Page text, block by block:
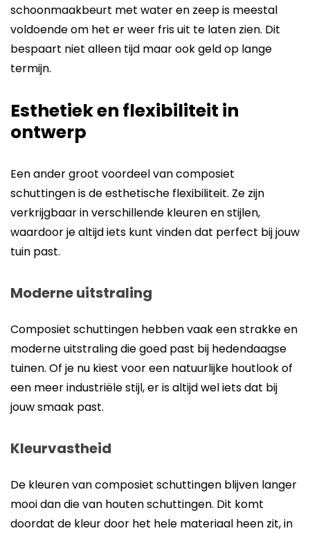
schoonmaakbeurt met water en zeep is meestal
voldoende om het er weer fris uit te laten zien. Dit
bespaart niet alleen tijd maar ook geld op lange
termijn.
Esthetiek en flexibiliteit in
ontwerp
Een ander groot voordeel van composiet
schuttingen is de esthetische flexibiliteit. Ze zijn
verkrijgbaar in verschillende kleuren en stijlen,
waardoor je altijd iets kunt vinden dat perfect bij jouw
tuin past.
Moderne uitstraling
Composiet schuttingen hebben vaak een strakke en
moderne uitstraling die goed past bij hedendaagse
tuinen. Of je nu kiest voor een natuurlijke houtlook of
een meer industriële stijl, er is altijd wel iets dat bij
jouw smaak past.
Kleurvastheid
De kleuren van composiet schuttingen blijven langer
mooi dan die van houten schuttingen. Dit komt
doordat de kleur door het hele materiaal heen zit, in